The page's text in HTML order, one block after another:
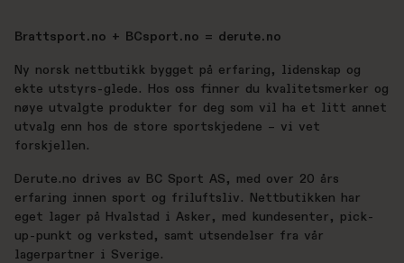
Brattsport.no + BCsport.no = derute.no
Ny norsk nettbutikk bygget på erfaring, lidenskap og
ekte utstyrs-glede. Hos oss finner du kvalitetsmerker og
nøye utvalgte produkter for deg som vil ha et litt annet
utvalg enn hos de store sportskjedene – vi vet
forskjellen.
Derute.no drives av BC Sport AS, med over 20 års
erfaring innen sport og friluftsliv. Nettbutikken har
eget lager på Hvalstad i Asker, med kundesenter, pick-
up-punkt og verksted, samt utsendelser fra vår
lagerpartner i Sverige.